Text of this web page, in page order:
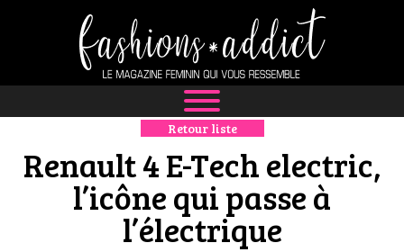
NEWS
MODE
LUXE
Retour liste
Renault 4 E-Tech electric,
l’icône qui passe à
l’électrique